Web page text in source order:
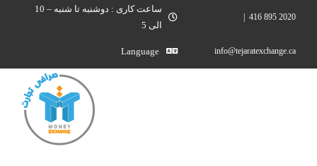
content
2020 895 416
info@tejaratexchange.ca
ساعت کاری : دوشنبه تا شنبه – 10
الی 5
Language